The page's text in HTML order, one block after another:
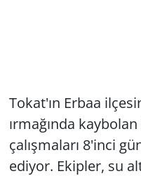
Tokat'ın Erbaa
ırmağında
çalışmaları 8'inci
ediyor. Ekipler, su